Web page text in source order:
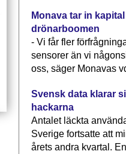
Monava tar in
drönarboomen
- Vi får fler
sensorer än vi
oss, säger Monavas
Svensk data klarar
hackarna
Antalet läckta
Sverige fortsatte att
årets andra kvartal.